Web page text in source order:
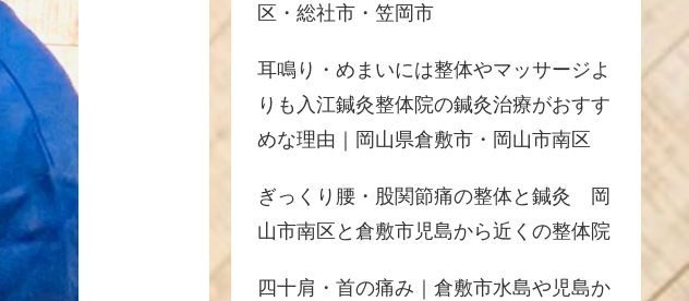
区・総社市・笠岡市
耳鳴り・めまいには整体やマッサージよ
りも入江鍼灸整体院の鍼灸治療がおすす
めな理由｜岡山県倉敷市・岡山市南区
ぎっくり腰・股関節痛の整体と鍼灸 岡
山市南区と倉敷市児島から近くの整体院
四十肩・首の痛み｜倉敷市水島や児島か